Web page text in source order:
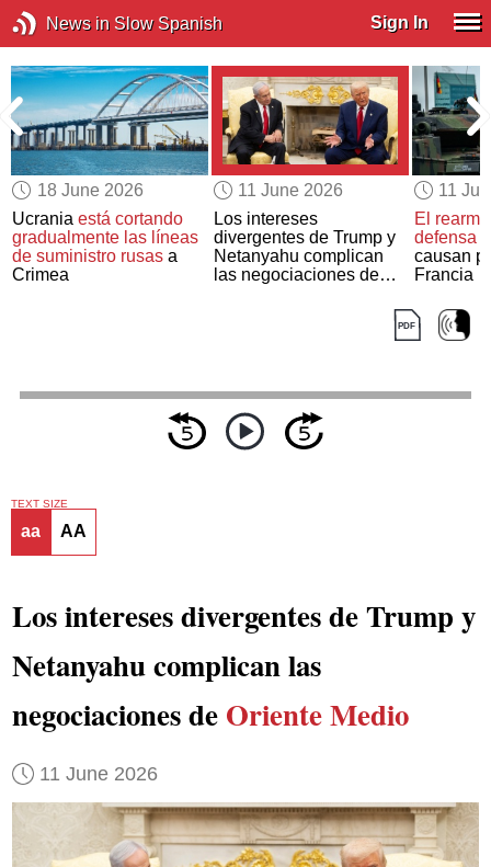
News in Slow Spanish Sign In
18 June 2026
Ucraniaestá cortando
gradualmente las líneas
de suministro rusas a
Crimea
11 June 2026
Los intereses
divergentes de Trump y
Netanyahu complican
las negociaciones de
11
El
defensa
causan
Francia
TEXT SIZE
aa AA
Los intereses divergentes de Trump y
Netanyahu complican las
negociaciones de Oriente Medio
11 June 2026